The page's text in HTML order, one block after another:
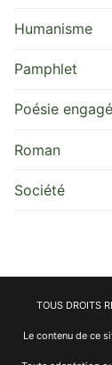
Humanisme
Pamphlet
Poésie
Roman
Société
TOUS DROITS
Le contenu de ce